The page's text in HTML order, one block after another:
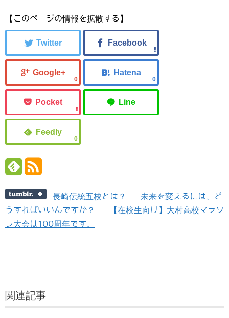
【このページの情報を拡散する】
0 0
0
長崎伝統五校とは？
未来を変えるには、ど
うすればいいんですか？
【在校生向け】大村高校マラソ
ン大会は100周年です。
関連記事